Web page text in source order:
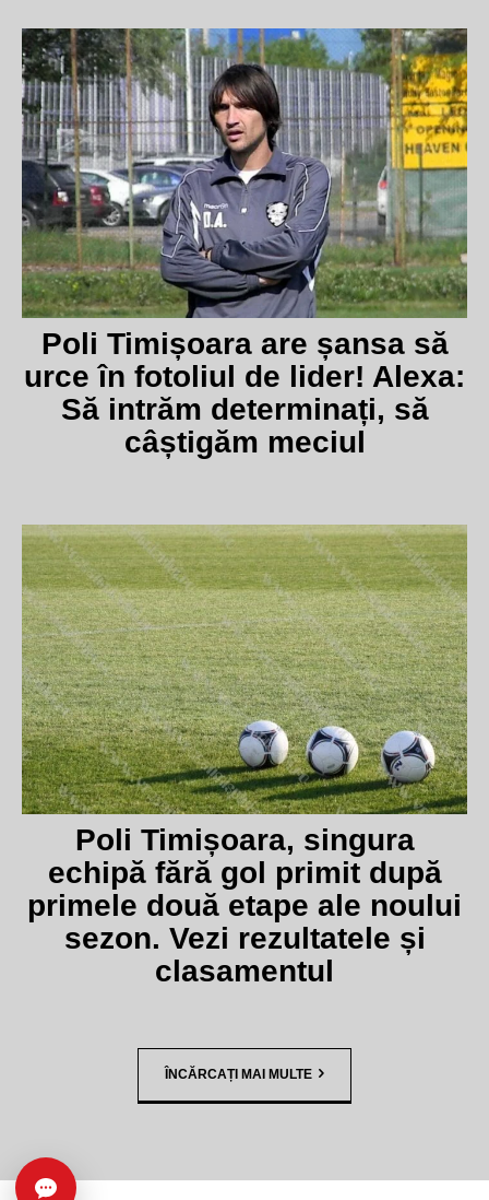
Poli Timișoara are șansa să
urce în fotoliul de lider! Alexa:
Să intrăm determinați, să
câștigăm meciul
Poli Timișoara, singura
echipă fără gol primit după
primele două etape ale noului
sezon. Vezi rezultatele și
clasamentul
ÎNCĂRCAȚI MAI MULTE